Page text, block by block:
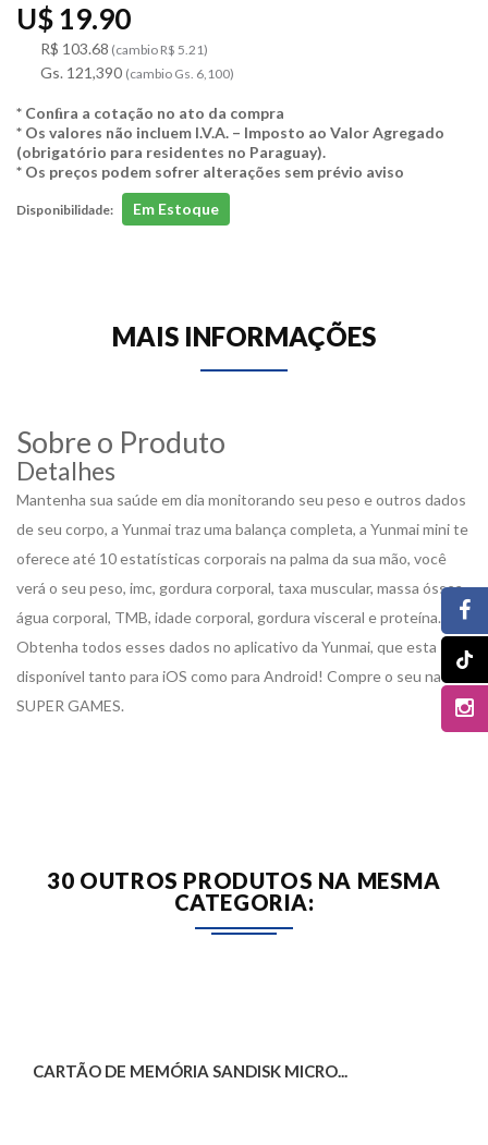
U$ 19.90
R$ 103.68 (cambio R$ 5.21)
Gs. 121,390 (cambio Gs. 6,100)
* Conﬁra a cotação no ato da compra
* Os valores não incluem I.V.A. – Imposto ao Valor Agregado
(obrigatório para residentes no Paraguay).
* Os preços podem sofrer alterações sem prévio aviso
Disponibilidade: Em Estoque
MAIS INFORMAÇÕES
Sobre o Produto
Detalhes
Mantenha sua saúde em dia monitorando seu peso e outros dados
de seu corpo, a Yunmai traz uma balança completa, a Yunmai mini te
oferece até 10 estatísticas corporais na palma da sua mão, você
verá o seu peso, imc, gordura corporal, taxa muscular, massa óssea,
água corporal, TMB, idade corporal, gordura visceral e proteína.
Obtenha todos esses dados no aplicativo da Yunmai, que esta
disponível tanto para iOS como para Android! Compre o seu na
SUPER GAMES.
30 OUTROS PRODUTOS NA MESMA
CATEGORIA:
CARTÃO DE MEMÓRIA SANDISK MICRO...